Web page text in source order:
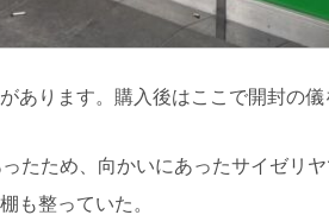
あります。購入後はここで開封の儀
たため、向かいにあったサイゼリ
も整っていた。